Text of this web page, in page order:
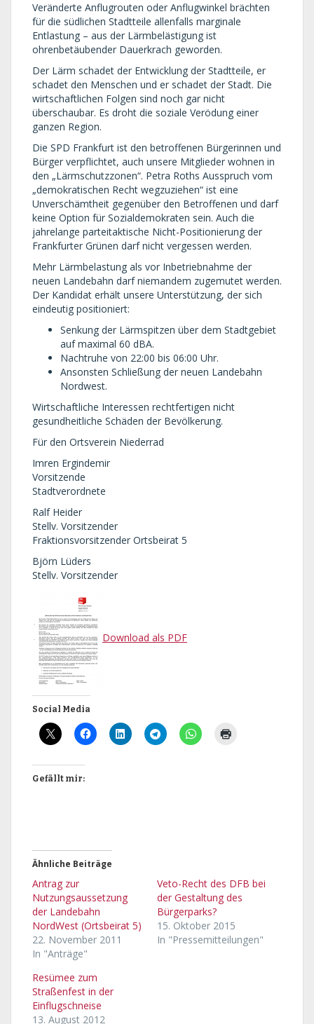
Veränderte Anflugrouten oder Anflugwinkel brächten
für die südlichen Stadtteile allenfalls marginale
Entlastung – aus der Lärmbelästigung ist
ohrenbetäubender Dauerkrach geworden.
Der Lärm schadet der Entwicklung der Stadtteile, er
schadet den Menschen und er schadet der Stadt. Die
wirtschaftlichen Folgen sind noch gar nicht
überschaubar. Es droht die soziale Verödung einer
ganzen Region.
Die SPD Frankfurt ist den betroffenen Bürgerinnen und
Bürger verpflichtet, auch unsere Mitglieder wohnen in
den „Lärmschutzzonen“. Petra Roths Ausspruch vom
„demokratischen Recht wegzuziehen“ ist eine
Unverschämtheit gegenüber den Betroffenen und darf
keine Option für Sozialdemokraten sein. Auch die
jahrelange parteitaktische Nicht-Positionierung der
Frankfurter Grünen darf nicht vergessen werden.
Mehr Lärmbelastung als vor Inbetriebnahme der
neuen Landebahn darf niemandem zugemutet werden.
Der Kandidat erhält unsere Unterstützung, der sich
eindeutig positioniert:
Senkung der Lärmspitzen über dem Stadtgebiet
auf maximal 60 dBA.
Nachtruhe von 22:00 bis 06:00 Uhr.
Ansonsten Schließung der neuen Landebahn
Nordwest.
Wirtschaftliche Interessen rechtfertigen nicht
gesundheitliche Schäden der Bevölkerung.
Für den Ortsverein Niederrad
Imren Ergindemir
Vorsitzende
Stadtverordnete
Ralf Heider
Stellv. Vorsitzender
Fraktionsvorsitzender Ortsbeirat 5
Björn Lüders
Stellv. Vorsitzender
Download als PDF
Social Media
Gefällt mir:
Ähnliche Beiträge
Antrag zur
Nutzungsaussetzung
der Landebahn
NordWest (Ortsbeirat 5)
22. November 2011
In "Anträge"
Veto-Recht des DFB bei
der Gestaltung des
Bürgerparks?
15. Oktober 2015
In "Pressemitteilungen"
Resümee zum
Straßenfest in der
Einflugschneise
13. August 2012